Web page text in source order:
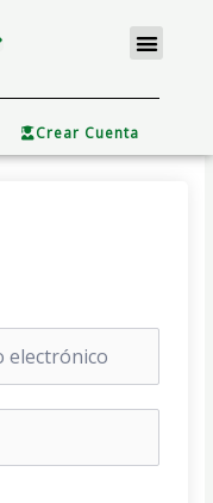
Menu
Crear Cuenta